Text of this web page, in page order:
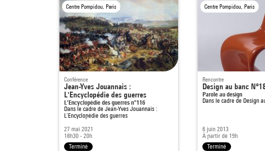
Centre Pompidou, Paris
Conférence
Jean-Yves Jouannais :
L'Encyclopédie des guerres
L’Encyclopédie des guerres n°116
Dans le cadre de Jean-Yves Jouannais :
L’Encyclopédie des guerres
27 mai 2021
18h30 - 20h
Terminé
Centre Pompidou, Paris
Rencontre
Design au banc
Parole au design
Dans le cadre de Design
6 juin 2013
À partir de 19h
Terminé